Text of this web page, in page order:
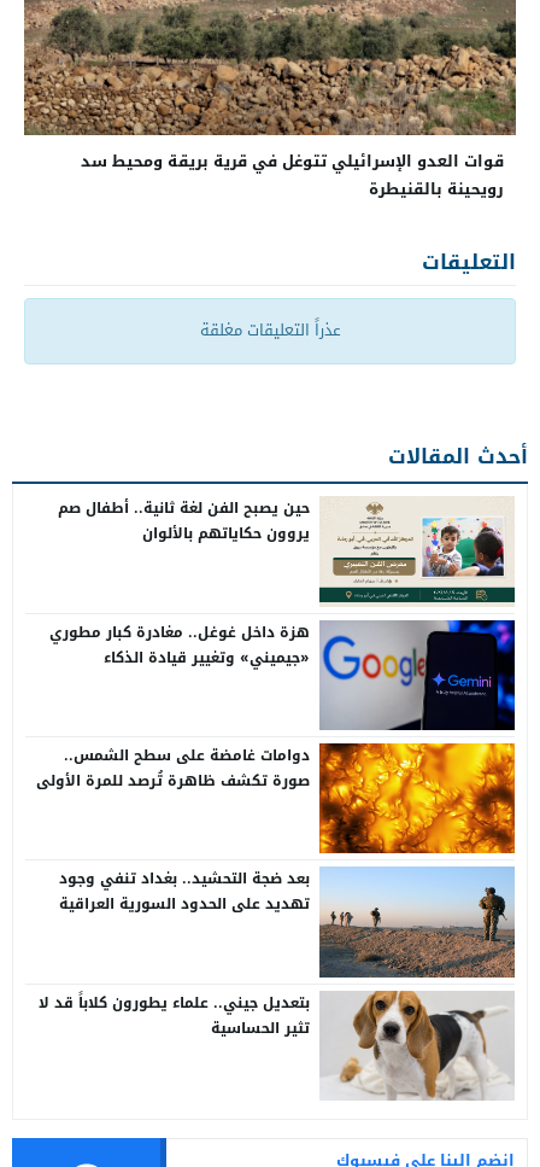
قوات العدو الإسرائيلي تتوغل في قرية بريقة ومحيط سد
رويحينة بالقنيطرة
التعليقات
عذراً التعليقات مغلقة
أحدث المقالات
حين يصبح الفن لغة ثانية.. أطفال صم
يروون حكاياتهم بالألوان
هزة داخل غوغل.. مغادرة كبار مطوري
«جيميني» وتغيير قيادة الذكاء
دوامات غامضة على سطح الشمس..
صورة تكشف ظاهرة تُرصد للمرة الأولى
بعد ضجة التحشيد.. بغداد تنفي وجود
تهديد على الحدود السورية العراقية
بتعديل جيني.. علماء يطورون كلاباً قد لا
تثير الحساسية
انضم الينا على فيسبوك